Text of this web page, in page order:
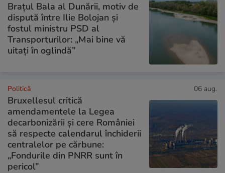
Brațul Bala al Dunării, motiv de
dispută între Ilie Bolojan și
fostul ministru PSD al
Transporturilor: „Mai bine vă
uitați în oglindă”
Politică 06 aug.
Bruxellesul critică
amendamentele la Legea
decarbonizării și cere României
să respecte calendarul închiderii
centralelor pe cărbune:
„Fondurile din PNRR sunt în
pericol”